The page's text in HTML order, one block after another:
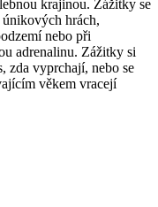
krajinou. Zážitky se
hrách,
nebo při
adrenalinu. Zážitky si
zda vyprchají, nebo se
věkem vracejí